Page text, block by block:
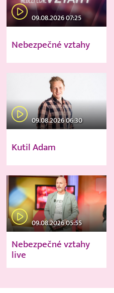
09.08.2026 07:25
Nebezpečné vztahy
09.08.2026 06:30
Kutil Adam
09.08.2026 05:55
Nebezpečné vztahy
live